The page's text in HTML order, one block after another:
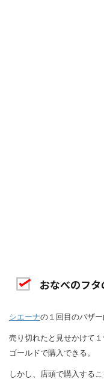
おなべのフ
シエーナの１回目のバザー
売り切れたと見せかけて
ゴールドで購入できる。
しかし、店頭で購入する